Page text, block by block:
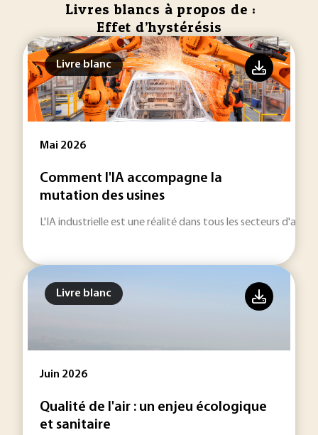
Livres blancs à propos de :
Effet d’hystérésis
Livre blanc
Mai 2026
Comment l'IA accompagne la
mutation des usines
L'IA industrielle est une réalité dans tous les secteurs
Livre blanc
Juin 2026
Qualité de l'air : un enjeu écologique
et sanitaire